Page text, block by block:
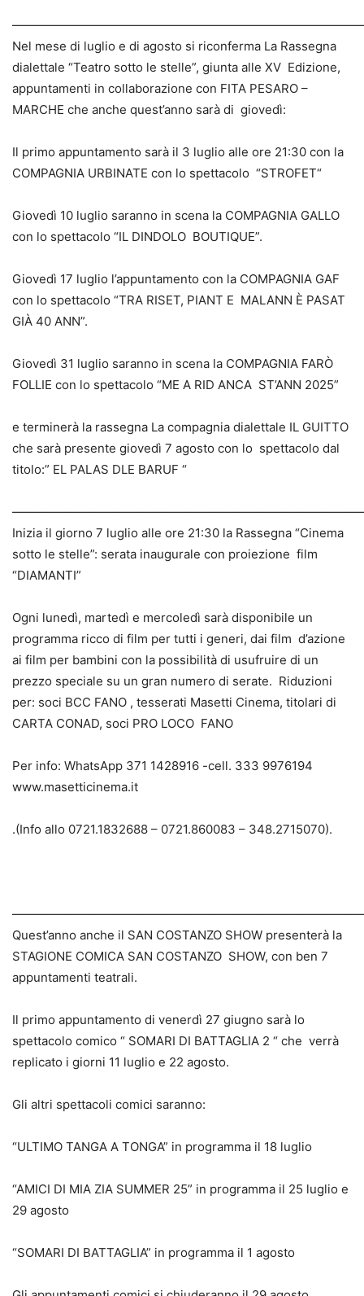
Nel mese di luglio e di agosto si riconferma La Rassegna
dialettale “Teatro sotto le stelle”, giunta alle XV Edizione,
appuntamenti in collaborazione con FITA PESARO –
MARCHE che anche quest’anno sarà di giovedì:
Il primo appuntamento sarà il 3 luglio alle ore 21:30 con la
COMPAGNIA URBINATE con lo spettacolo “STROFET“
Giovedì 10 luglio saranno in scena la COMPAGNIA GALLO
con lo spettacolo “IL DINDOLO BOUTIQUE”.
Giovedì 17 luglio l’appuntamento con la COMPAGNIA GAF
con lo spettacolo “TRA RISET, PIANT E MALANN È PASAT
GIÀ 40 ANN”.
Giovedì 31 luglio saranno in scena la COMPAGNIA FARÒ
FOLLIE con lo spettacolo “ME A RID ANCA ST’ANN 2025”
e terminerà la rassegna La compagnia dialettale IL GUITTO
che sarà presente giovedì 7 agosto con lo spettacolo dal
titolo:” EL PALAS DLE BARUF “
Inizia il giorno 7 luglio alle ore 21:30 la Rassegna “Cinema
sotto le stelle”: serata inaugurale con proiezione film
“DIAMANTI”
Ogni lunedì, martedì e mercoledì sarà disponibile un
programma ricco di film per tutti i generi, dai film d’azione
ai film per bambini con la possibilità di usufruire di un
prezzo speciale su un gran numero di serate. Riduzioni
per: soci BCC FANO , tesserati Masetti Cinema, titolari di
CARTA CONAD, soci PRO LOCO FANO
Per info: WhatsApp 371 1428916 -cell. 333 9976194
www.masetticinema.it
.(Info allo 0721.1832688 – 0721.860083 – 348.2715070).
Quest’anno anche il SAN COSTANZO SHOW presenterà la
STAGIONE COMICA SAN COSTANZO SHOW, con ben 7
appuntamenti teatrali.
Il primo appuntamento di venerdì 27 giugno sarà lo
spettacolo comico “ SOMARI DI BATTAGLIA 2 “ che verrà
replicato i giorni 11 luglio e 22 agosto.
Gli altri spettacoli comici saranno:
“ULTIMO TANGA A TONGA” in programma il 18 luglio
“AMICI DI MIA ZIA SUMMER 25” in programma il 25 luglio e
29 agosto
“SOMARI DI BATTAGLIA” in programma il 1 agosto